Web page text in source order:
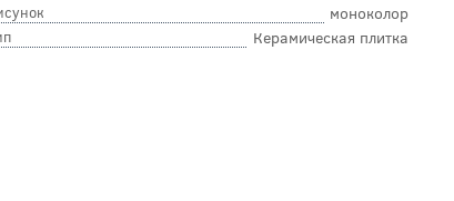
моноколор
Керамическая плитка